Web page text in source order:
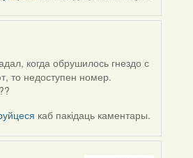
когда обрушилось гнездо с
то недоступен номер.
каб пакідаць каментары.